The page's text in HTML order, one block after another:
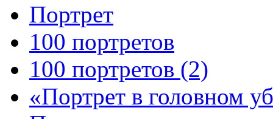
Портрет
100 портретов
100 портретов (2)
«Портрет в головном